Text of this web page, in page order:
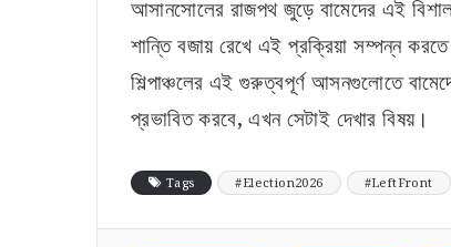
আসানসোলের রাজপথ জুড়ে বামেদের এই বিশাল
শান্তি বজায় রেখে এই প্রক্রিয়া সম্পন্ন
শিল্পাঞ্চলের এই গুরুত্বপূর্ণ আসনগুলোতে
প্রভাবিত করবে, এখন সেটাই দেখার বিষয়।
Tags #Election2026 #LeftFront